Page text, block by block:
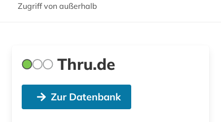
Zugriff von außerhalb
Thru.de
Zur Datenbank